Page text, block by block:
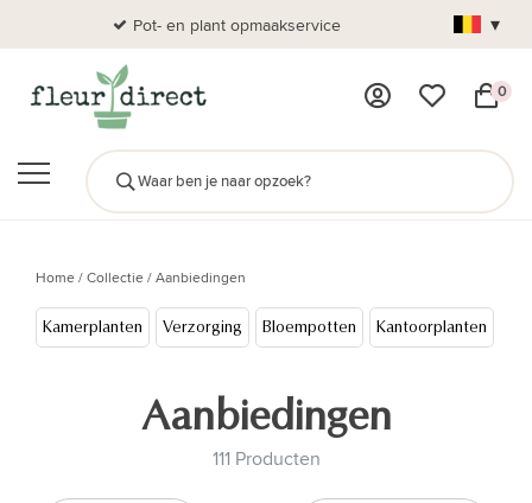
Pot- en plant opmaakservice ▾
0
Home/Collectie/Aanbiedingen
Kamerplanten Verzorging Bloempotten Kantoorplanten
Aanbiedingen
111 Producten